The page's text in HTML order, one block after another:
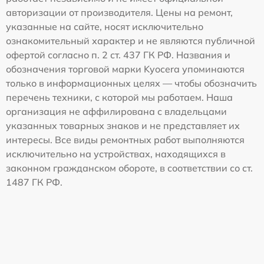
авторизации от производителя. Цены на ремонт,
указанные на сайте, носят исключительно
ознакомительный характер и не являются публичной
офертой согласно п. 2 ст. 437 ГК РФ. Названия и
обозначения торговой марки Kyocera упоминаются
только в информационных целях — чтобы обозначить
перечень техники, с которой мы работаем. Наша
организация не аффилирована с владельцами
указанных товарных знаков и не представляет их
интересы. Все виды ремонтных работ выполняются
исключительно на устройствах, находящихся в
законном гражданском обороте, в соответствии со ст.
1487 ГК РФ.